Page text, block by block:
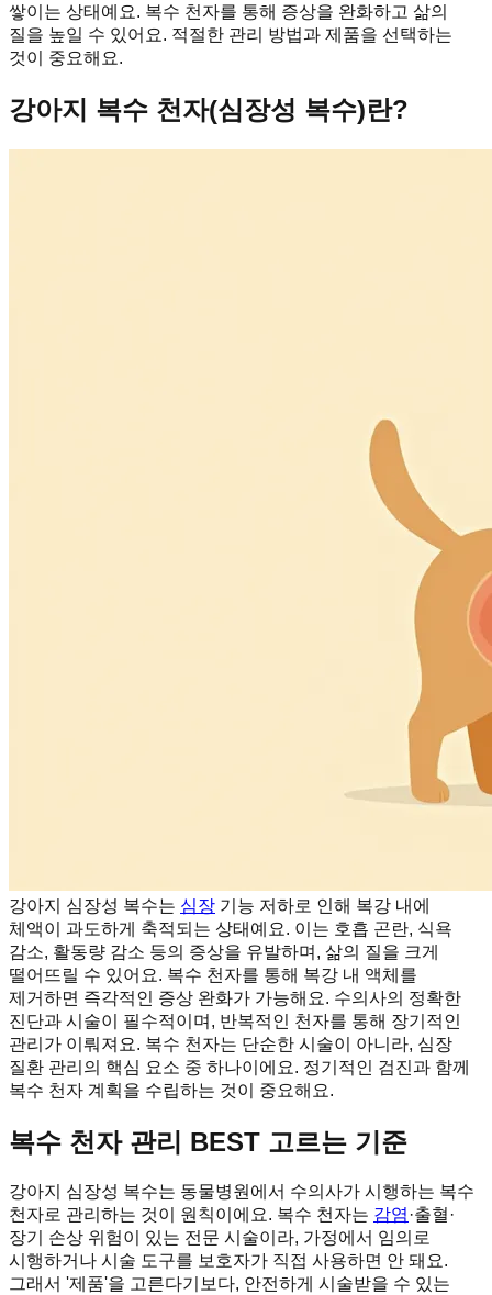
쌓이는 상태예요. 복수 천자를 통해 증상을 완화하고 삶의
질을 높일 수 있어요. 적절한 관리 방법과 제품을 선택하는
것이 중요해요.
강아지 복수 천자(심장성 복수)란?
강아지 심장성 복수는 심장 기능 저하로 인해 복강 내에
체액이 과도하게 축적되는 상태예요. 이는 호흡 곤란, 식욕
감소, 활동량 감소 등의 증상을 유발하며, 삶의 질을 크게
떨어뜨릴 수 있어요. 복수 천자를 통해 복강 내 액체를
제거하면 즉각적인 증상 완화가 가능해요. 수의사의 정확한
진단과 시술이 필수적이며, 반복적인 천자를 통해 장기적인
관리가 이뤄져요. 복수 천자는 단순한 시술이 아니라, 심장
질환 관리의 핵심 요소 중 하나이에요. 정기적인 검진과 함께
복수 천자 계획을 수립하는 것이 중요해요.
복수 천자 관리 BEST 고르는 기준
강아지 심장성 복수는 동물병원에서 수의사가 시행하는 복수
천자로 관리하는 것이 원칙이에요. 복수 천자는 감염 ·출혈·
장기 손상 위험이 있는 전문 시술이라, 가정에서 임의로
시행하거나 시술 도구를 보호자가 직접 사용하면 안 돼요.
그래서 '제품'을 고른다기보다, 안전하게 시술받을 수 있는